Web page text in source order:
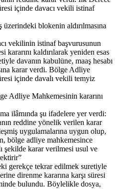
içinde davacı vekili istinaf
blokenin aldırılmasına
vekilinin istinaf başvurusunun
kaldırılarak yeniden esas
davanın kabulüne, maaş hesabı
karar verdi. Bölge Adliye
içinde davalı vekili temyiz
Adliye Mahkemesinin kararını
ilâmında şu ifadelere yer verdi:
reddine yönelik verilen karar
uygulamalarına uygun olup,
bölge adliye mahkemesince
şekilde karar verilmesi usul ve
gerekçe tekrar edilmek suretiyle
direnme kararına karşı süresi
bulundu. Böylelikle dosya,